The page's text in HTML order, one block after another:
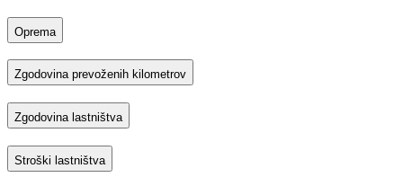
Oprema
Zgodovina prevoženih kilometrov
Zgodovina lastništva
Stroški lastništva